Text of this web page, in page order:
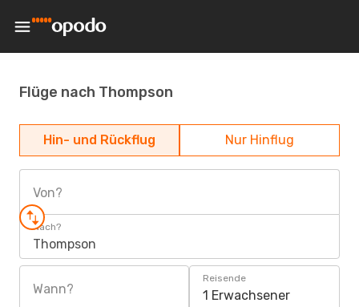
Flüge nach Thompson
Hin- und Rückflug Nur Hinflug
Von?
Nach?
Thompson
Wann?
Reisende
1 Erwachsener